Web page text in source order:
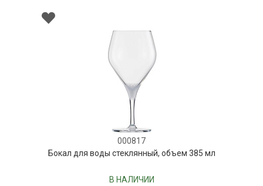
000817
Бокал для воды стеклянный, объем 385 мл
В НАЛИЧИИ